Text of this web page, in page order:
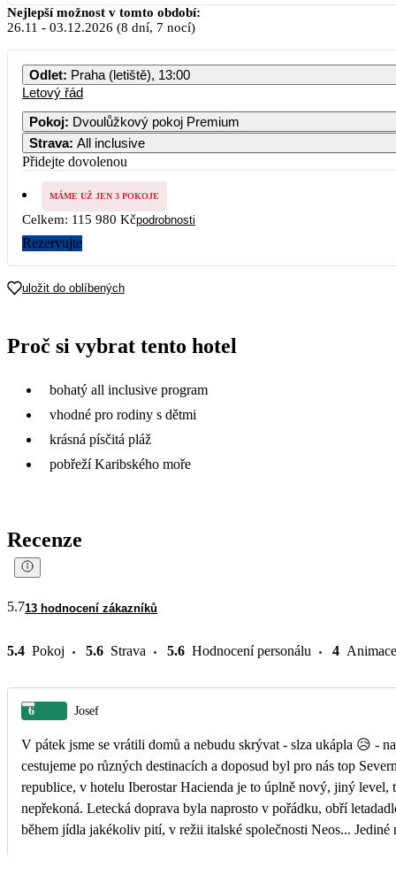
Listopad 2026
PO ÚT ST ČT PÁ
Nejlepší možnost v tomto období:
26.11 - 03.12.2026 (8 dní, 7 nocí)
Odlet: Praha (letiště), 13:00
Letový řád
Pokoj: Dvoulůžkový pokoj Premium
Strava: All inclusive
Přidejte dovolenou
MÁME UŽ JEN 3 POKOJE
Celkem: 115 980 Kčpodrobnosti
Rezervujte
uložit do oblíbených
Proč si vybrat tento hotel
bohatý all inclusive program
vhodné pro rodiny s dětmi
krásná písčitá pláž
pobřeží Karibského moře
Recenze
5.713 hodnocení zákazníků
5.4 Pokoj 5.6 Strava 5.6 Hodnocení personálu 4 Animace
6 Josef
V pátek jsme se vrátili domů a nebudu skrývat - slza ukápla 😥 - naše nejlepší dovolená 👍. Hodně
cestujeme po různých destinacích a doposud byl pro nás top Severní Kypr. Ale tady v Dominikánské
republice, v hotelu Iberostar Hacienda je to úplně nový, jiný level, tuto vysokou laťku jen tak něco
nepřekoná. Letecká doprava byla naprosto v pořádku, obří letadadlo pro 355 cestujících, 2x jídlo a
během jídla jakékoliv pití, v režii italské společnosti Neos... Jediné malinkaté bezvýznamné mínus jsem